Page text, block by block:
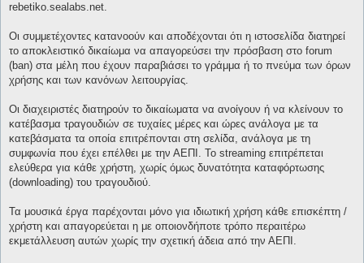
rebetiko.sealabs.net.
Οι συμμετέχοντες κατανοούν και αποδέχονται ότι η ιστοσελίδα διατηρεί
το αποκλειστικό δικαίωμα να απαγορεύσει την πρόσβαση στο forum
(ban) στα μέλη που έχουν παραβιάσει το γράμμα ή το πνεύμα των όρων
χρήσης και των κανόνων λειτουργίας.
Οι διαχειριστές διατηρούν το δικαίωματα να ανοίγουν ή να κλείνουν το
κατέβασμα τραγουδιών σε τυχαίες μέρες και ώρες ανάλογα με τα
κατεβάσματα τα οποία επιτρέπονται στη σελίδα, ανάλογα με τη
συμφωνία που έχει επέλθει με την ΑΕΠΙ. Το streaming επιτρέπεται
ελεύθερα για κάθε χρήστη, χωρίς όμως δυνατότητα καταφόρτωσης
(downloading) του τραγουδιού.
Τα μουσικά έργα παρέχονται μόνο για ιδιωτική χρήση κάθε επισκέπτη /
χρήστη και απαγορεύεται η με οποιονδήποτε τρόπο περαιτέρω
εκμετάλλευση αυτών χωρίς την σχετική άδεια από την ΑΕΠΙ.